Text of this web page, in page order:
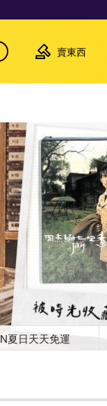
賣東西
夏日天天免運